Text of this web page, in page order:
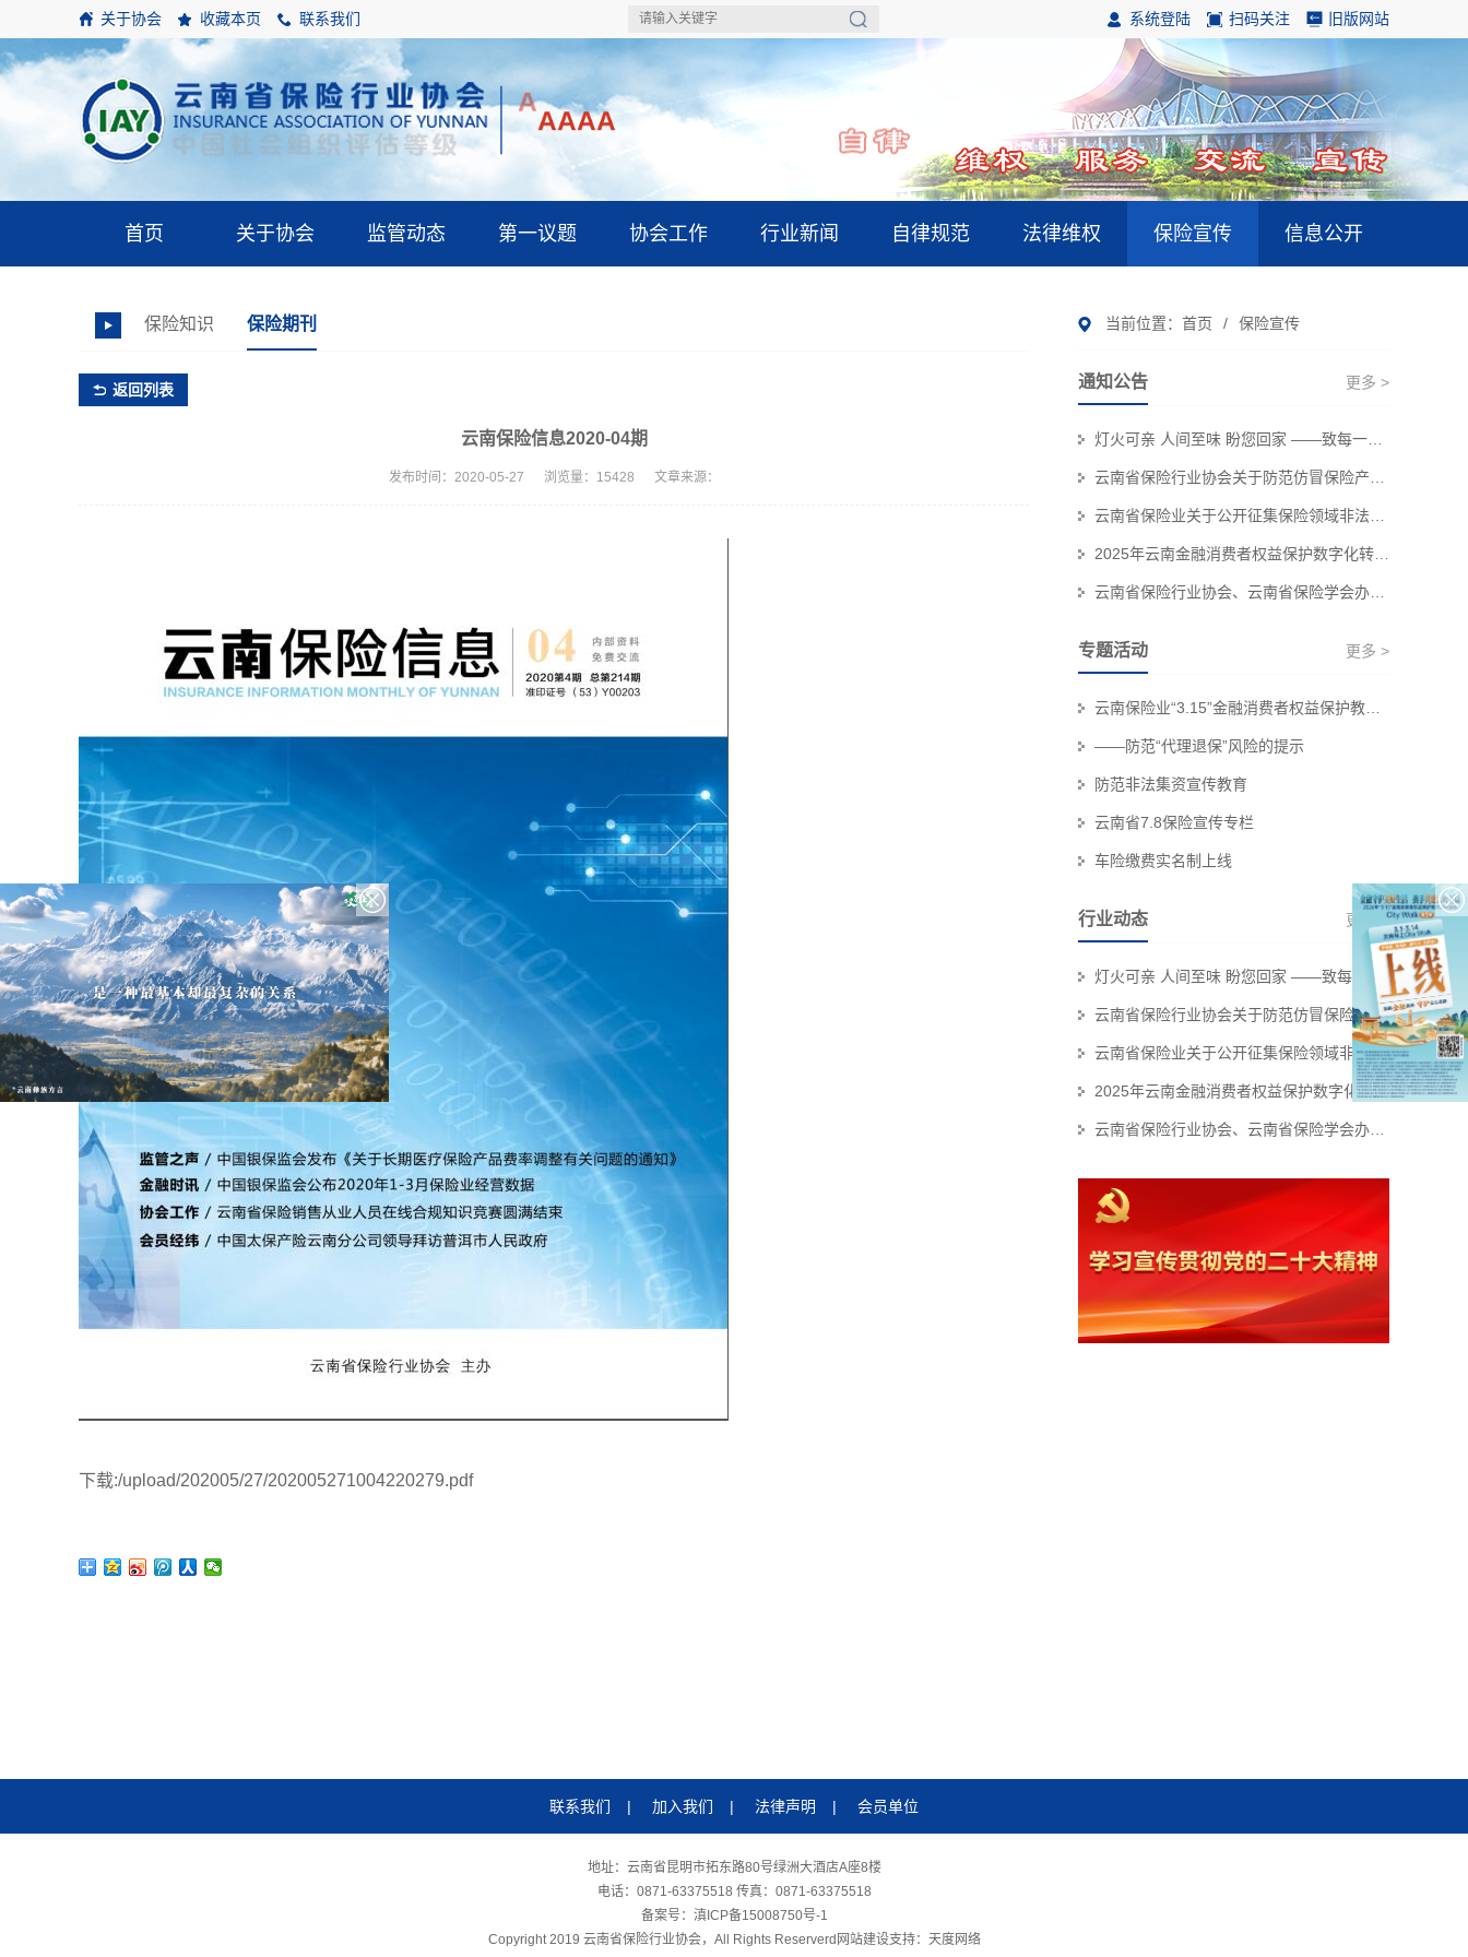
关于协会 收藏本页 联系我们 旧版网站
扫码关注
系统登陆
A
AA
首页 关于协会 监管动态 第一议题 协会工作 行业新闻 自律规范 法律维权 保险宣传 信息公开
当前位置： 首页 / 保险宣传
通知公告 更多 >
专题活动 更多 >
——防范“代理退保”风险的提示
防范非法集资宣传教育
云南省7.8保险宣传专栏
车险缴费实名制上线
行业动态 更多 >
灯火可亲 人间至味 盼您回家 ——致每一位奔赴团圆的保险消费者
云南省保险行业协会关于防范仿冒保险产品侵害金融消费者权益的风险提示
云南省保险业关于公开征集保险领域非法“代理退保”和欺诈线索的公告
2025年云南金融消费者权益保护数字化转型技能大赛个人初赛赛事结果公示
保险知识 保险期刊
返回列表
云南保险信息2020-04期
发布时间：2020-05-27 浏览量：15428 文章来源：
下载:/upload/202005/27/202005271004220279.pdf
联系我们 | 加入我们 | 法律声明 | 会员单位
地址：云南省昆明市拓东路80号绿洲大酒店A座8楼
电话：0871-63375518 传真：0871-63375518
备案号： 滇ICP备15008750号-1
Copyright 2019 云南省保险行业协会，All Rights Reserverd 网站建设支持： 天度网络